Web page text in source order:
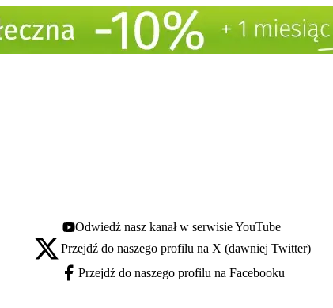
Youtube - otwiera się w nowej karcie
Odwiedź nasz kanał w serwisie YouTube
X - otwiera się w nowej karcie
Przejdź do naszego profilu na X (dawniej Twitter)
Facebook - otwiera się w nowej karcie
Przejdź do naszego profilu na Facebooku